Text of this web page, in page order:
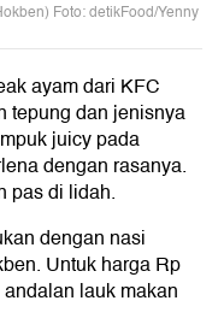
Foto: detikFood/Yenny
ayam dari KFC
tepung dan jenisnya
juicy pada
dengan rasanya.
pas di lidah.
dengan nasi
Untuk harga Rp
lauk makan